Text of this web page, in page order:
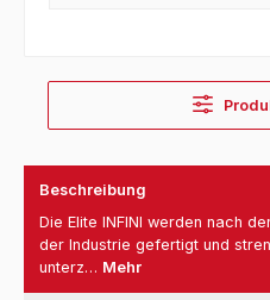
Beschreibung
Die Elite INFINI werden nach
der Industrie gefertigt und
unterz… Mehr